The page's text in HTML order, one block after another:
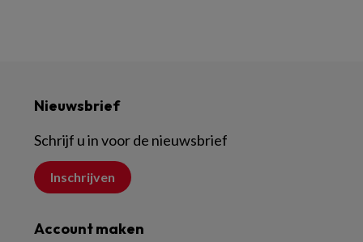
Nieuwsbrief
Schrijf u in voor de nieuwsbrief
Inschrijven
Account maken